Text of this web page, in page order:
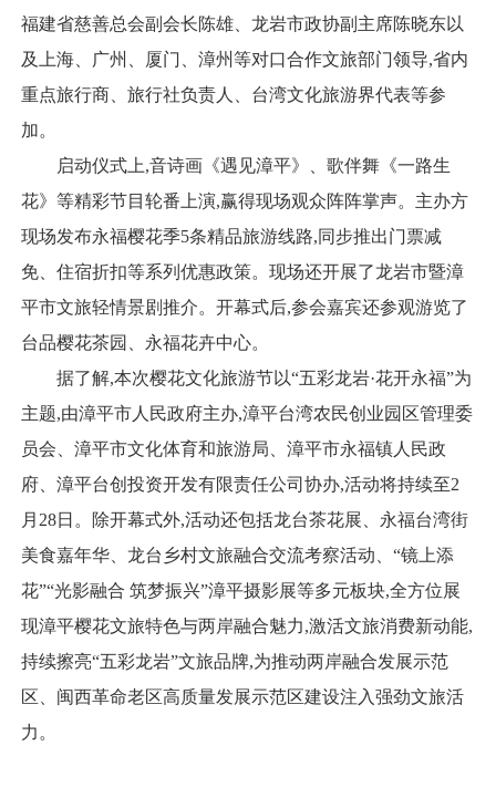
福建省慈善总会副会长陈雄、龙岩市政协副主席陈晓东以
及上海、广州、厦门、漳州等对口合作文旅部门领导,省内
重点旅行商、旅行社负责人、台湾文化旅游界代表等参
加。
启动仪式上,音诗画《遇见漳平》、歌伴舞《一路生
花》等精彩节目轮番上演,赢得现场观众阵阵掌声。主办方
现场发布永福樱花季5条精品旅游线路,同步推出门票减
免、住宿折扣等系列优惠政策。现场还开展了龙岩市暨漳
平市文旅轻情景剧推介。开幕式后,参会嘉宾还参观游览了
台品樱花茶园、永福花卉中心。
据了解,本次樱花文化旅游节以“五彩龙岩·花开永福”为
主题,由漳平市人民政府主办,漳平台湾农民创业园区管理委
员会、漳平市文化体育和旅游局、漳平市永福镇人民政
府、漳平台创投资开发有限责任公司协办,活动将持续至2
月28日。除开幕式外,活动还包括龙台茶花展、永福台湾街
美食嘉年华、龙台乡村文旅融合交流考察活动、“镜上添
花”“光影融合 筑梦振兴”漳平摄影展等多元板块,全方位展
现漳平樱花文旅特色与两岸融合魅力,激活文旅消费新动能,
持续擦亮“五彩龙岩”文旅品牌,为推动两岸融合发展示范
区、闽西革命老区高质量发展示范区建设注入强劲文旅活
力。